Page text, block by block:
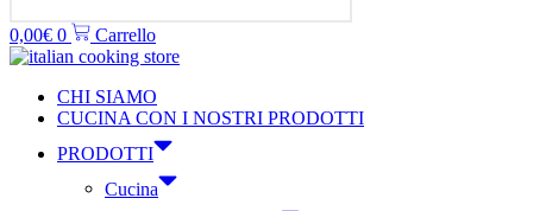
0,00€ 0 Carrello
CHI SIAMO
CUCINA CON I NOSTRI PRODOTTI
PRODOTTI
Cucina